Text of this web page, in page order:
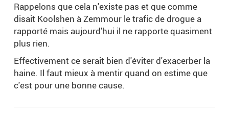
Rappelons que cela n'existe pas et que comme
disait Koolshen à Zemmour le trafic de drogue a
rapporté mais aujourd'hui il ne rapporte quasiment
plus rien.
Effectivement ce serait bien d'éviter d'exacerber la
haine. Il faut mieux à mentir quand on estime que
c'est pour une bonne cause.